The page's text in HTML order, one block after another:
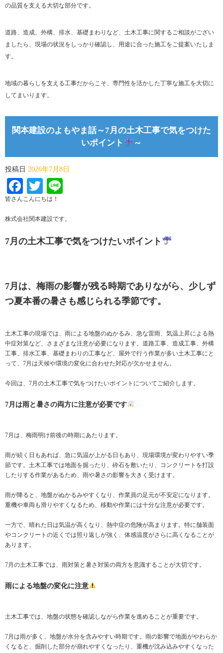
の品質を支える大切な部分です。
道路、造成、外構、排水、基礎まわりなど、土木工事に関するご相談がござい
ましたら、現場の状況をしっかり確認し、用途に合った施工をご提案いたしま
す。
地域の暮らしを支える工事だからこそ、専門性を活かした丁寧な施工を大切に
してまいります。
関本建設のよもやま話～7月の土木工事で気をつけた
いポイント
～
投稿日 2026年7月8日
Facebook
Twitter
皆さんこんにちは！
株式会社関本建設です。
7月の土木工事で気をつけたいポイント
7月は、梅雨の影響が残る時期でありながら、少しず
つ夏本番の暑さも感じられる季節です。
土木工事の現場では、雨による地盤のぬかるみ、急な雷雨、気温上昇による熱
中症対策など、さまざまな注意が必要になります。道路工事、造成工事、外構
工事、排水工事、基礎まわりの工事など、屋外で行う作業が多い土木工事にと
って、7月は天候や環境の変化に合わせた対応が欠かせません。
今回は、7月の土木工事で気をつけたいポイントについてご紹介します。
7月は雨と暑さの両方に注意が必要です
7月は、梅雨明け前後の時期にあたります。
雨が続く日もあれば、急に気温が上がる日もあり、現場環境が変わりやすい季
節です。土木工事では地面を掘ったり、砕石を敷いたり、コンクリートを打設
したりする作業があるため、雨や暑さの影響を大きく受けます。
雨が降ると、地盤がぬかるみやすくなり、作業員の足元が不安定になります。
重機や車両も滑りやすくなるため、移動や作業には十分な注意が必要です。
一方で、晴れた日は気温が高くなり、熱中症の危険が高まります。特に舗装面
やコンクリートの近くでは照り返しが強く、体感温度がさらに高くなることが
あります。
7月の土木工事では、雨対策と暑さ対策の両方を意識することが大切です。
雨による地盤の変化に注意
土木工事では、地盤の状態を確認しながら作業を進めることが重要です。
7月は雨が多く、地盤が水分を含みやすい時期です。雨の影響で地面がやわらか
くなると、掘削した部分が崩れやすくなったり、重機が沈み込みやすくなった